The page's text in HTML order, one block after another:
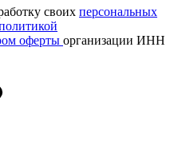
своих персональных
оферты организации ИНН